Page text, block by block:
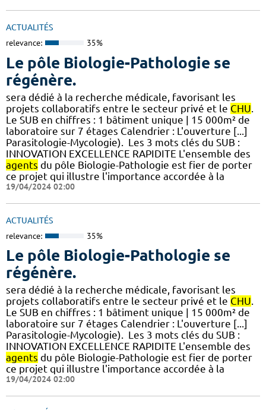
ACTUALITÉS
relevance: 35%
Le pôle Biologie-Pathologie se
régénère.
sera dédié à la recherche médicale, favorisant les
projets collaboratifs entre le secteur privé et le CHU.
Le SUB en chiffres : 1 bâtiment unique | 15 000m² de
laboratoire sur 7 étages​​ Calendrier : L'ouverture [...]
Parasitologie-Mycologie). ​ Les 3 mots clés du SUB :
INNOVATION EXCELLENCE RAPIDITE L'ensemble des
agents du pôle Biologie-Pathologie est fier de porter
ce projet qui illustre l'importance accordée à la
19/04/2024 02:00
ACTUALITÉS
relevance: 35%
Le pôle Biologie-Pathologie se
régénère.
sera dédié à la recherche médicale, favorisant les
projets collaboratifs entre le secteur privé et le CHU.
Le SUB en chiffres : 1 bâtiment unique | 15 000m² de
laboratoire sur 7 étages​​ Calendrier : L'ouverture [...]
Parasitologie-Mycologie). ​ Les 3 mots clés du SUB :
INNOVATION EXCELLENCE RAPIDITE L'ensemble des
agents du pôle Biologie-Pathologie est fier de porter
ce projet qui illustre l'importance accordée à la
19/04/2024 02:00